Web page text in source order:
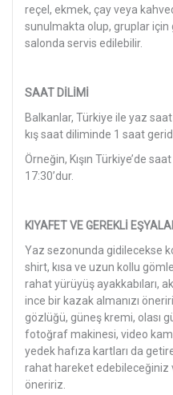
reçel, ekmek, çay veya
sunulmakta olup, gruplar için
salonda servis edilebilir.
SAAT DİLİMİ
Balkanlar, Türkiye ile yaz
kış saat diliminde 1 saat
Örneğin, Kışın Türkiye’de
17:30’dur.
KIYAFET VE GEREKLİ
Yaz sezonunda gidilecekse
shirt, kısa ve uzun kollu
rahat yürüyüş ayakkabıları,
ince bir kazak almanızı
gözlüğü, güneş kremi, olası
fotoğraf makinesi, video
yedek hafıza kartları da
rahat hareket edebileceğiniz
öneririz.